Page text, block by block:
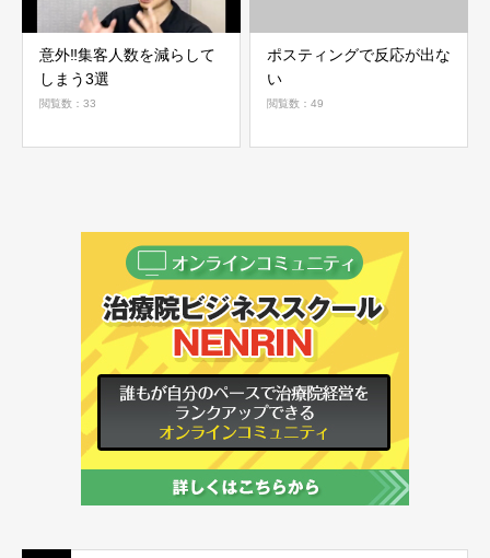
意外‼集客人数を減らして
しまう3選
閲覧数：33
ポスティングで反応が出な
い
閲覧数：49